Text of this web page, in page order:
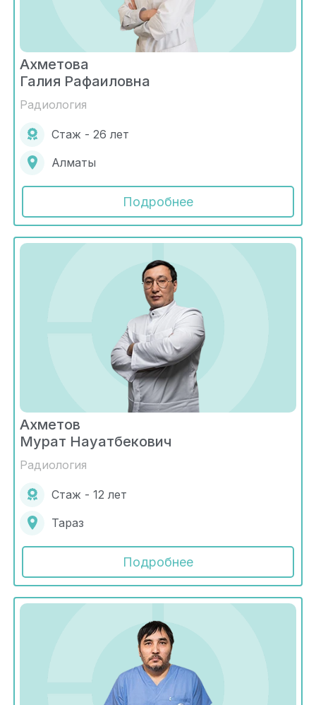
Ахметова
Галия Рафаиловна
Радиология
Стаж - 26 лет
Алматы
Подробнее
Ахметов
Мурат Науатбекович
Радиология
Стаж - 12 лет
Тараз
Подробнее